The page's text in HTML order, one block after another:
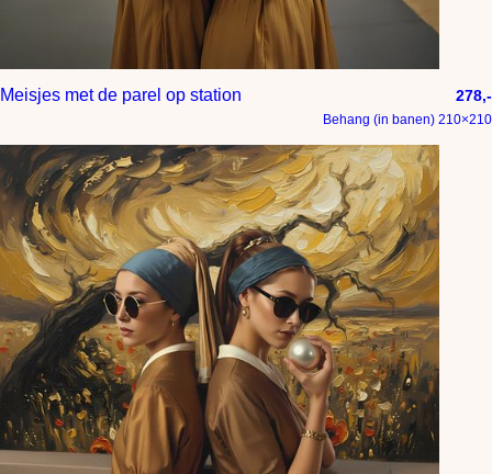
Meisjes met de parel op station 278,-
Behang (in banen) 210×210